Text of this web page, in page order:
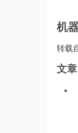
机
转载
文